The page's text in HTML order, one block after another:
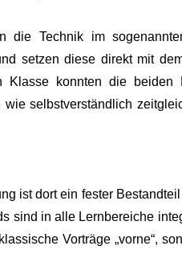
Technik im
setzen diese direkt mit
Klasse konnten die
selbstverständlich
ist dort ein fester
sind in alle Lernbereiche
Vorträge „vorne“,